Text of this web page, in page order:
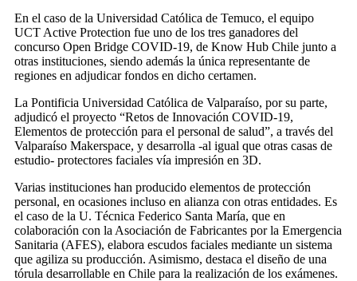
En el caso de la Universidad Católica de Temuco, el equipo
UCT Active Protection fue uno de los tres ganadores del
concurso Open Bridge COVID-19, de Know Hub Chile junto a
otras instituciones, siendo además la única representante de
regiones en adjudicar fondos en dicho certamen.
La Pontificia Universidad Católica de Valparaíso, por su parte,
adjudicó el proyecto “Retos de Innovación COVID-19,
Elementos de protección para el personal de salud”, a través del
Valparaíso Makerspace, y desarrolla -al igual que otras casas de
estudio- protectores faciales vía impresión en 3D.
Varias instituciones han producido elementos de protección
personal, en ocasiones incluso en alianza con otras entidades. Es
el caso de la U. Técnica Federico Santa María, que en
colaboración con la Asociación de Fabricantes por la Emergencia
Sanitaria (AFES), elabora escudos faciales mediante un sistema
que agiliza su producción. Asimismo, destaca el diseño de una
tórula desarrollable en Chile para la realización de los exámenes.